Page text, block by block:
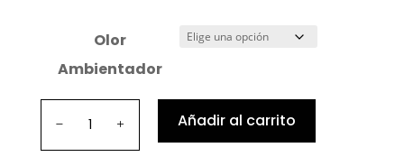
Olor
Ambientador
Dorado
Añadir al carrito